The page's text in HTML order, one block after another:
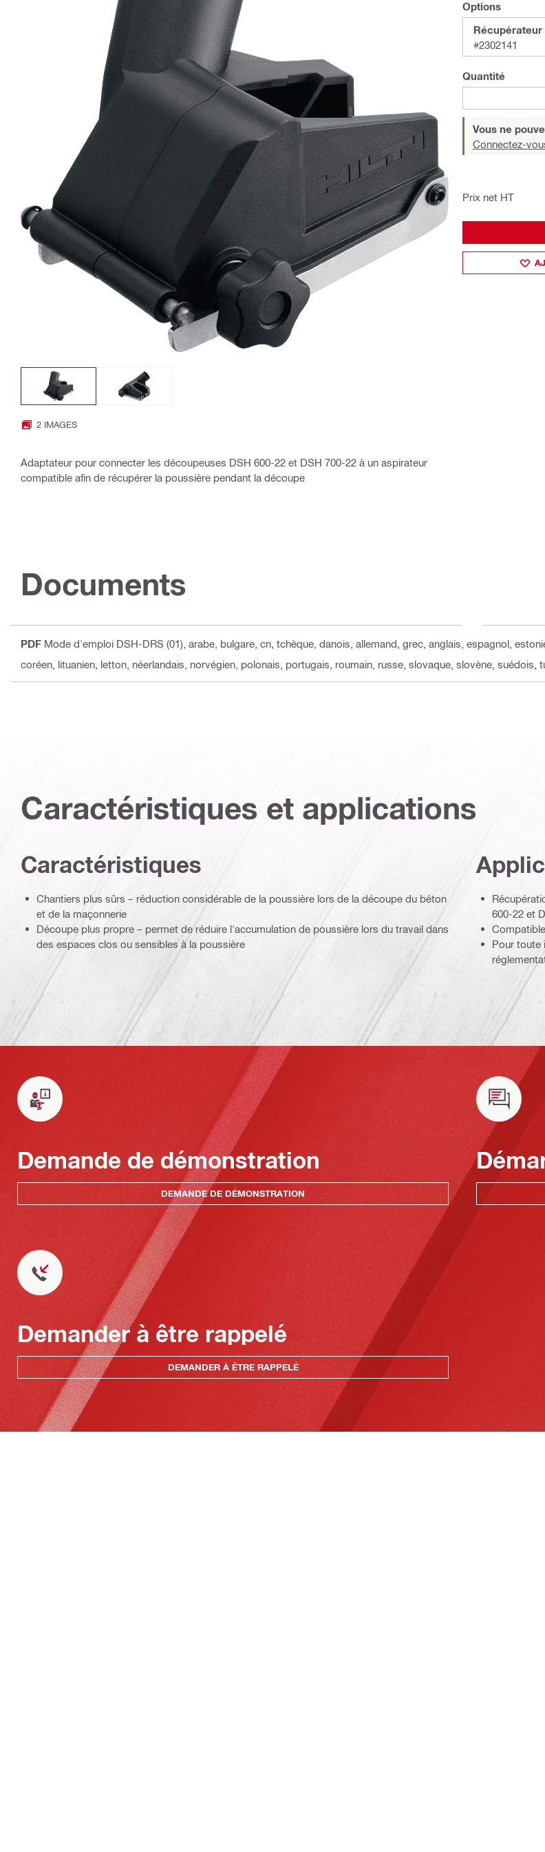
2 IMAGES
Adaptateur pour connecter les découpeuses DSH 600-22 et DSH 700-22 à un aspirateur
compatible afin de récupérer la poussière pendant la découpe
Options
Récupérateur
#2302141
Quantité
Vous ne
Connectez-
Prix net HT
Documents
PDF Mode d'emploi DSH-DRS (01) , arabe, bulgare, cn, tchèque, danois, allemand, grec, anglais, espagnol,
coréen, lituanien, letton, néerlandais, norvégien, polonais, portugais, roumain, russe, slovaque, slovène, suédois,
Caractéristiques et applications
Caractéristiques
Chantiers plus sûrs – réduction considérable de la poussière lors de la découpe du béton
et de la maçonnerie
Découpe plus propre – permet de réduire l'accumulation de poussière lors du travail dans
des espaces clos ou sensibles à la poussière
600-22 et
Pour toute
Demande de démonstration
DEMANDE DE DÉMONSTRATION
Demander à être rappelé
DEMANDER À ÊTRE RAPPELÉ